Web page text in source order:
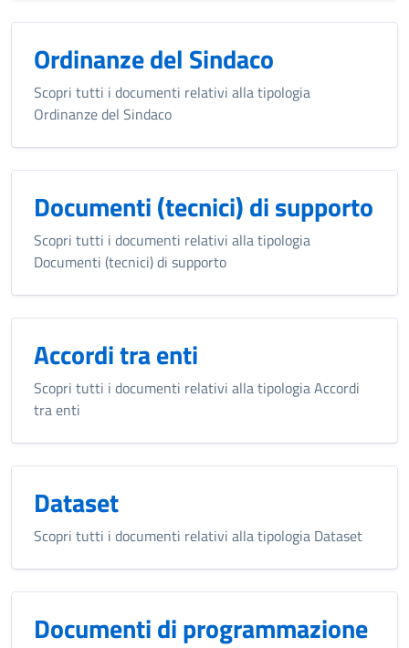
Ordinanze del Sindaco
Scopri tutti i documenti relativi alla tipologia
Ordinanze del Sindaco
Documenti (tecnici) di supporto
Scopri tutti i documenti relativi alla tipologia
Documenti (tecnici) di supporto
Accordi tra enti
Scopri tutti i documenti relativi alla tipologia Accordi
tra enti
Dataset
Scopri tutti i documenti relativi alla tipologia Dataset
Documenti di programmazione